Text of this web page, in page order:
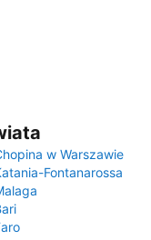
w Warszawie
Fontanarossa